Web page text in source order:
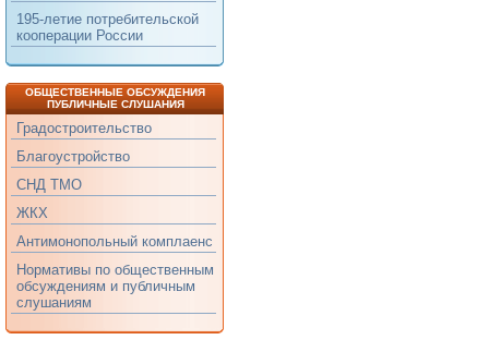
195-летие потребительской
кооперации России
ОБЩЕСТВЕННЫЕ ОБСУЖДЕНИЯ
ПУБЛИЧНЫЕ СЛУШАНИЯ
Градостроительство
Благоустройство
СНД ТМО
ЖКХ
Антимонопольный комплаенс
Нормативы по общественным
обсуждениям и публичным
слушаниям